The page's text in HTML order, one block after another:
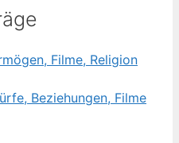
Filme, Religion
Beziehungen, Filme